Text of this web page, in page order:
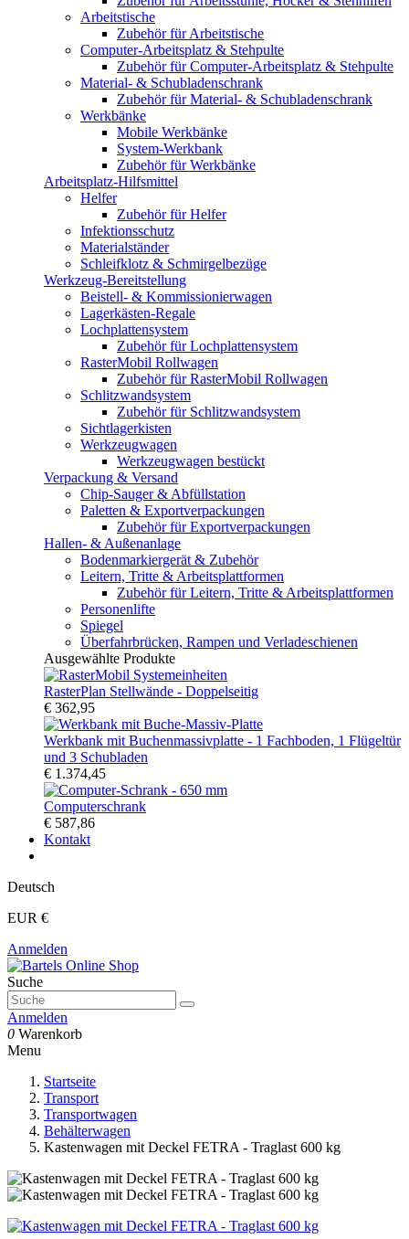
Arbeitstische
Zubehör für Arbeitstische
Computer-Arbeitsplatz & Stehpulte
Zubehör für Computer-Arbeitsplatz & Stehpulte
Material- & Schubladenschrank
Zubehör für Material- & Schubladenschrank
Werkbänke
Mobile Werkbänke
System-Werkbank
Zubehör für Werkbänke
Arbeitsplatz-Hilfsmittel
Helfer
Zubehör für Helfer
Infektionsschutz
Materialständer
Schleifklotz & Schmirgelbezüge
Werkzeug-Bereitstellung
Beistell- & Kommissionierwagen
Lagerkästen-Regale
Lochplattensystem
Zubehör für Lochplattensystem
RasterMobil Rollwagen
Zubehör für RasterMobil Rollwagen
Schlitzwandsystem
Zubehör für Schlitzwandsystem
Sichtlagerkisten
Werkzeugwagen
Werkzeugwagen bestückt
Verpackung & Versand
Chip-Sauger & Abfüllstation
Paletten & Exportverpackungen
Zubehör für Exportverpackungen
Hallen- & Außenanlage
Bodenmarkiergerät & Zubehör
Leitern, Tritte & Arbeitsplattformen
Zubehör für Leitern, Tritte & Arbeitsplattformen
Personenlifte
Spiegel
Überfahrbrücken, Rampen und Verladeschienen
Ausgewählte Produkte
RasterPlan Stellwände - Doppelseitig
€ 362,95
Werkbank mit Buchenmassivplatte - 1 Fachboden, 1 Flügeltür
und 3 Schubladen
€ 1.374,45
Computerschrank
€ 587,86
Kontakt
Deutsch
EUR €
Anmelden
Suche
Anmelden
0 Warenkorb
Menu
Startseite
Transport
Transportwagen
Behälterwagen
Kastenwagen mit Deckel FETRA - Traglast 600 kg